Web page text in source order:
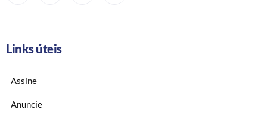
Links úteis
Assine
Anuncie